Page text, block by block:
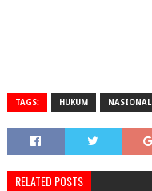
TAGS: HUKUM NASIONAL
RELATED POSTS